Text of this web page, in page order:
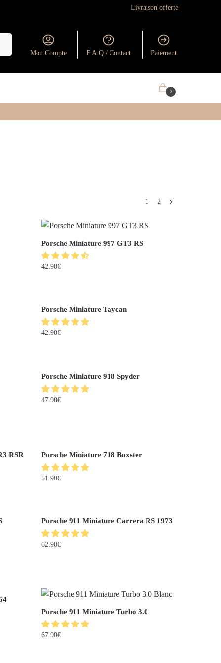
Livraison offerte
Mon Compte F.A.Q / Contact Paiement
0
1 2
Porsche Miniature 997 GT3 RS
42.90€
Porsche Miniature Taycan
42.90€
Porsche Miniature 918 Spyder
47.90€
RSR Porsche Miniature 718 Boxster
51.90€
Porsche 911 Miniature Carrera RS 1973
62.90€
Porsche 911 Miniature Turbo 3.0
67.90€